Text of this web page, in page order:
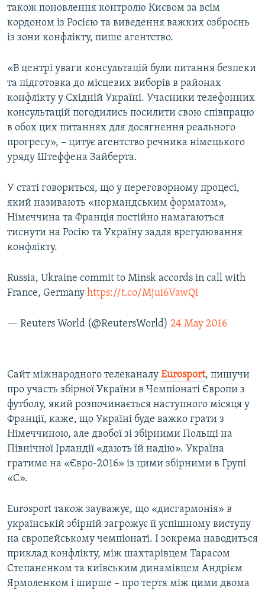
також поновлення контролю Києвом за всім
кордоном із Росією та виведення важких озброєнь
із зони конфлікту, пише агентство.
«В центрі уваги консультацій були питання безпеки
та підготовка до місцевих виборів в районах
конфлікту у Східній Україні. Учасники телефонних
консультацій погодились посилити свою співпрацю
в обох цих питаннях для досягнення реального
прогресу», – цитує агентство речника німецького
уряду Штеффена Зайберта.
У статі говориться, що у переговорному процесі,
який називають «нормандським форматом»,
Німеччина та Франція постійно намагаються
тиснути на Росію та Україну задля врегулювання
конфлікту.
Russia, Ukraine commit to Minsk accords in call with
France, Germany https://t.co/Mjui6VawQi
— Reuters World (@ReutersWorld) 24 May 2016
Сайт міжнародного телеканалу Eurosport, пишучи
про участь збірної України в Чемпіонаті Європи з
футболу, який розпочинається наступного місяця у
Франції, каже, що Україні буде важко грати з
Німеччиною, але двобої зі збірними Польщі на
Північної Ірландії «дають їй надію». Україна
гратиме на «Євро-2016» із цими збірними в Групі
«С».
Eurosport також зауважує, що «дисгармонія» в
українській збірній загрожує її успішному виступу
на європейському чемпіонаті. І зокрема наводиться
приклад конфлікту, між шахтарівцем Тарасом
Степаненком та київським динамівцем Андрієм
Ярмоленком і ширше – про тертя між цими двома